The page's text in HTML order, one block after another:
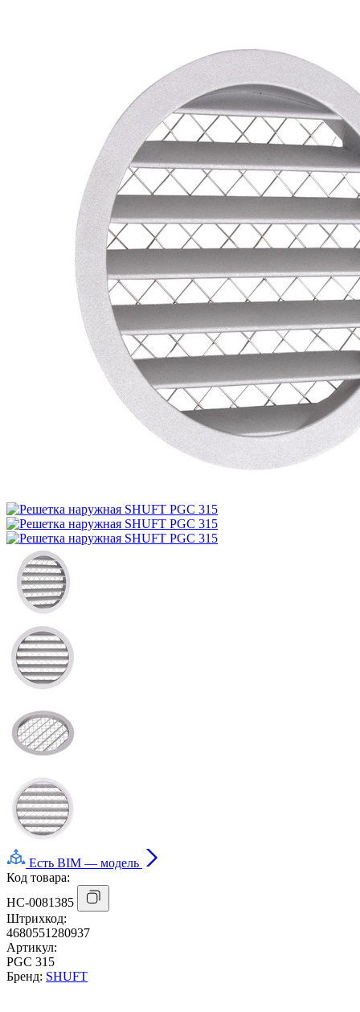
Есть BIM — модель
Код товара:
НС-0081385
Штрихкод:
4680551280937
Артикул:
PGC 315
Бренд: SHUFT